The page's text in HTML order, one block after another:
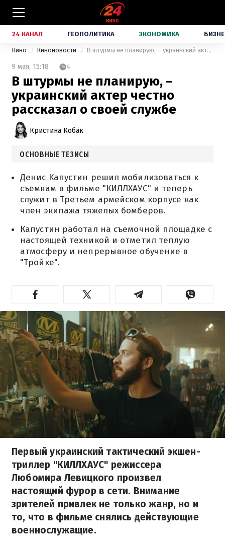
24 КАНАЛ ГЕОПОЛИТИКА ЭКОНОМИКА
Кино Киноновости В штурмы не планирую, – украинский актер честно рассказал о своей службе
9 мая, 15:18 4
В штурмы не планирую, –
украинский актер честно
рассказал о своей службе
Кристина Кобак
ОСНОВНЫЕ ТЕЗИСЫ
Денис Капустин решил мобилизоваться к
съемкам в фильме "КИЛЛХАУС" и теперь
служит в Третьем армейском корпусе как
член экипажа тяжелых бомберов.
Капустин работал на съемочной площадке с
настоящей техникой и отметил теплую
атмосферу и непрерывное обучение в
"Тройке".
Первый украинский тактический экшен-
триллер "КИЛЛХАУС" режиссера
Любомира Левицкого произвел
настоящий фурор в сети. Внимание
зрителей привлек не только жанр, но и
то, что в фильме снялись действующие
военнослужащие.